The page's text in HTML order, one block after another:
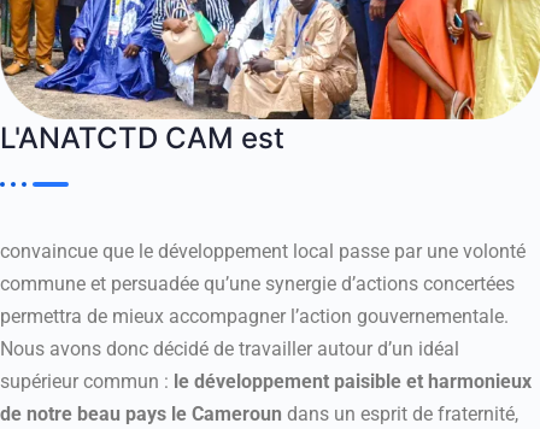
L'ANATCTD CAM est
convaincue que le développement local passe par une volonté
commune et persuadée qu’une synergie d’actions concertées
permettra de mieux accompagner l’action gouvernementale.
Nous avons donc décidé de travailler autour d’un idéal
supérieur commun : le développement paisible et harmonieux
de notre beau pays le Cameroun dans un esprit de fraternité,